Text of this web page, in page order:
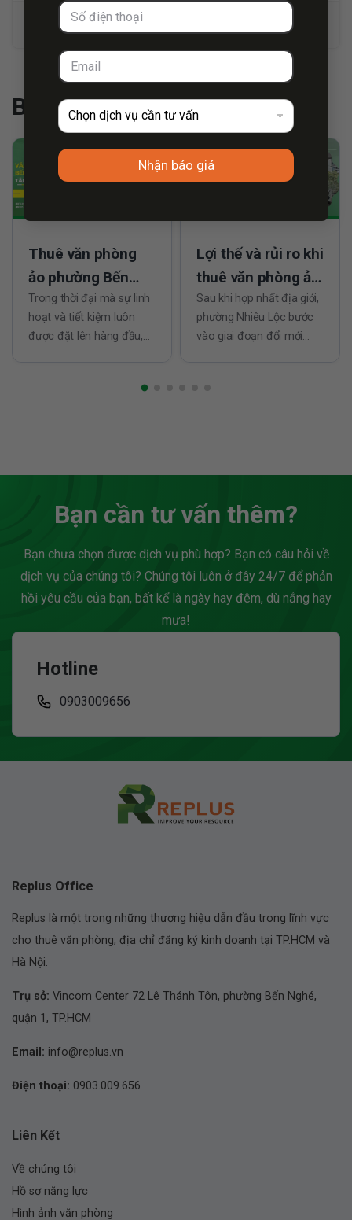
Nhận báo giá
Bài viết cùng chủ đề
Thuê văn phòng
ảo phường Bến
Thành tại trung
tâm Quận 1 cũ
Trong thời đại mà sự linh
hoạt và tiết kiệm luôn
được đặt lên hàng đầu,
cho doanh nghiệp hoạt
Lợi thế và rủi ro khi
thuê văn phòng ảo
phường Nhiêu Lộc
Sau khi hợp nhất địa giới,
phường Nhiêu Lộc bước
vào giai đoạn đổi mới
Bạn cần tư vấn thêm?
Bạn chưa chọn được dịch vụ phù hợp? Bạn có câu hỏi về
dịch vụ của chúng tôi? Chúng tôi luôn ở đây 24/7 để phản
hồi yêu cầu của bạn, bất kể là ngày hay đêm, dù nắng hay
mưa!
Hotline
0903009656
Replus Office
Replus là một trong những thương hiệu dẫn đầu trong lĩnh vực
cho thuê văn phòng, địa chỉ đăng ký kinh doanh tại TP.HCM và
Hà Nội.
Trụ sở: Vincom Center 72 Lê Thánh Tôn, phường Bến Nghé,
quận 1, TP.HCM
Email: info@replus.vn
Điện thoại: 0903.009.656
Liên Kết
Về chúng tôi
Hồ sơ năng lực
Hình ảnh văn phòng